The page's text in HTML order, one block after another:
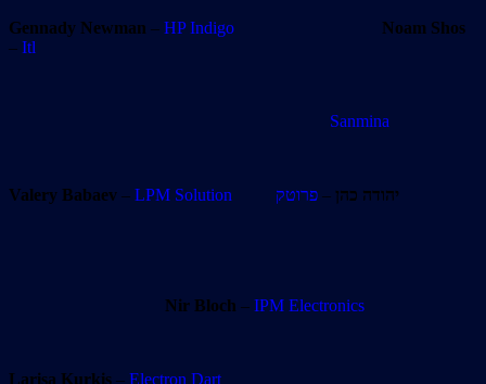
Gennady Newman – HP Indigo
Noam Shos
– Itl
Sanmina
Valery Babaev – LPM Solution יהודה כהן – פרוטק
Nir Bloch – IPM Electronics
Larisa Kurkis – Electron Dart